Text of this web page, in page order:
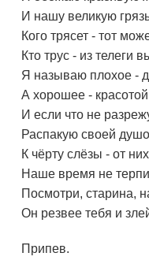
И нашу великую
Кого трясет - тот
Кто трус - из телеги
Я называю плохое -
А хорошее -
И если что не
Распакую своей
К чёрту слёзы - от
Наше время не
Посмотри, старина,
Он резвее тебя и
Припев.